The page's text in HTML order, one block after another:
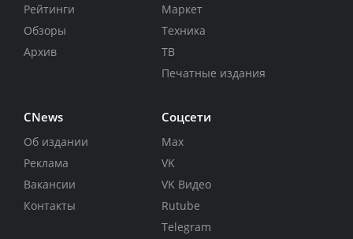
Рейтинги
Обзоры
Архив
Маркет
Техника
ТВ
Печатные издания
CNews
Об издании
Реклама
Вакансии
Контакты
Соцсети
Max
VK
VK Видео
Rutube
Telegram